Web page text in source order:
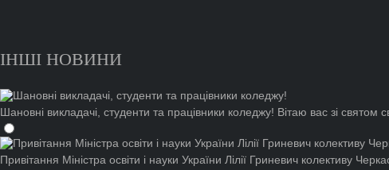
ІНШІ НОВИНИ
Шановні викладачі, студенти та працівники коледжу! Вітаю вас зі святом
Привітання Міністра освіти і науки України Лілії Гриневич колективу